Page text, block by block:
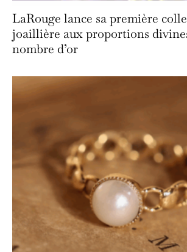
LaRouge lance sa première
joaillière aux proportions
nombre d’or